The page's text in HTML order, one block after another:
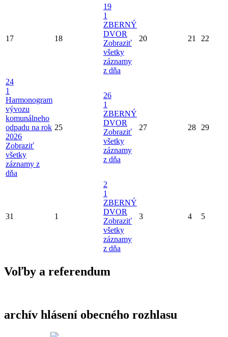
17 18
19
1
ZBERNÝ
DVOR
Zobraziť
všetky
záznamy
z dňa
20 21 22
24
1
Harmonogram
vývozu
komunálneho
odpadu na rok
2026
Zobraziť
všetky
záznamy z
dňa
25
26
1
ZBERNÝ
DVOR
Zobraziť
všetky
záznamy
z dňa
27 28 29
31 1
2
1
ZBERNÝ
DVOR
Zobraziť
všetky
záznamy
z dňa
3 4 5
Voľby a referendum
archív hlásení obecného rozhlasu